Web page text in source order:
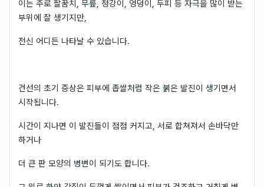
이는 주로 팔꿈치, 무릎, 정강이, 엉덩이, 두피 등 자극을 많이 받는
부위에 잘 생기지만,
전신 어디든 나타날 수 있습니다.
건선의 초기 증상은 피부에 좁쌀처럼 작은 붉은 발진이 생기면서
시작됩니다.
시간이 지나면 이 발진들이 점점 커지고, 서로 합쳐져서 손바닥만
하거나
더 큰 판 모양의 병변이 되기도 합니다.